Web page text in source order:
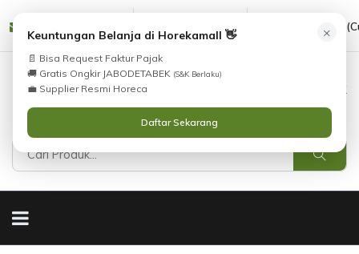
(021) 38783380 08551688000
Masuk
×
Keuntungan Belanja di Horekamall 👋
📄 Bisa Request Faktur Pajak
🚚 Gratis Ongkir JABODETABEK (S&K Berlaku)
💼 Supplier Resmi Horeca
Daftar Sekarang
i Tidak Menemukan Produk yang Anda Cari?
Silahkan lihatKatalog
Hubungi Kami